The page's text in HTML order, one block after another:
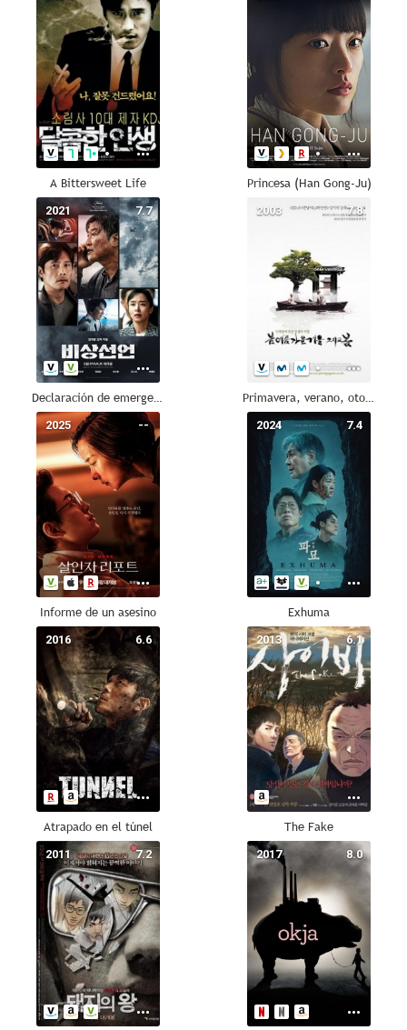
A Bittersweet Life Princesa (Han Gong-Ju)
7.7
2021
Declaración de emergencia
7.8
2003
Primavera, verano, otoño, invierno... y primavera
--
2025
Informe de un asesino
7.4
2024
Exhuma
6.6
2016
Atrapado en el túnel
6.1
2013
The Fake
7.2
2011 8.0
2017